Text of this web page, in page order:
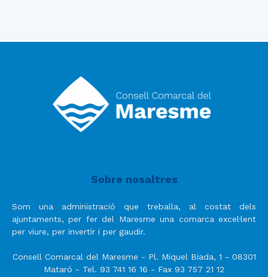
Sobre nosaltres
Som una administració que treballa, al costat dels
ajuntaments, per fer del Maresme una comarca excel·lent
per viure, per invertir i per gaudir.
Consell Comarcal del Maresme - Pl. Miquel Biada, 1 - 08301
Mataró - Tel. 93 741 16 16 - Fax 93 757 21 12